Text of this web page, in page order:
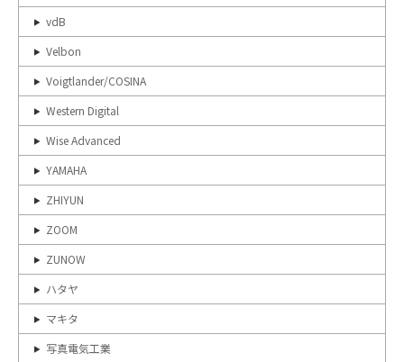
vdB
Velbon
Voigtlander/COSINA
Western Digital
Wise Advanced
YAMAHA
ZHIYUN
ZOOM
ZUNOW
ハタヤ
マキタ
写真電気工業